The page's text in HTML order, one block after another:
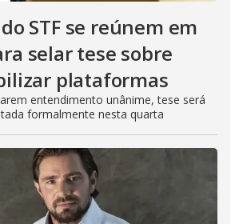
STF se reúnem em
selar tese sobre
plataformas
entendimento unânime, tese será
formalmente nesta quarta